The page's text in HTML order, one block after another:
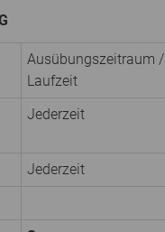
Ausübungs­zeitraum /
Laufzeit
Jederzeit
Jederzeit